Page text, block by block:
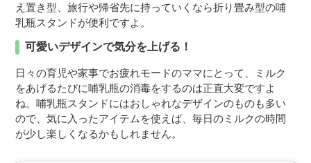
え置き型、旅行や帰省先に持っていくなら折り畳み型の哺
乳瓶スタンドが便利ですよ。
可愛いデザインで気分を上げる！
日々の育児や家事でお疲れモードのママにとって、ミルク
をあげるたびに哺乳瓶の消毒をするのは正直大変ですよ
ね。哺乳瓶スタンドにはおしゃれなデザインのものも多い
ので、気に入ったアイテムを使えば、毎日のミルクの時間
が少し楽しくなるかもしれません。